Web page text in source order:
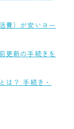
費）が安いヨー
更新の手続きを
は？ 手続き・